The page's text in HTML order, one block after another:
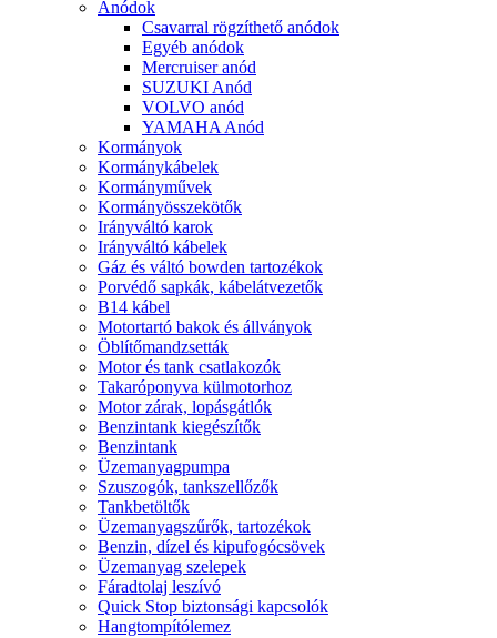
Anódok
Csavarral rögzíthető anódok
Egyéb anódok
Mercruiser anód
SUZUKI Anód
VOLVO anód
YAMAHA Anód
Kormányok
Kormánykábelek
Kormányművek
Kormányösszekötők
Irányváltó karok
Irányváltó kábelek
Gáz és váltó bowden tartozékok
Porvédő sapkák, kábelátvezetők
B14 kábel
Motortartó bakok és állványok
Öblítőmandzsetták
Motor és tank csatlakozók
Takaróponyva külmotorhoz
Motor zárak, lopásgátlók
Benzintank kiegészítők
Benzintank
Üzemanyagpumpa
Szuszogók, tankszellőzők
Tankbetöltők
Üzemanyagszűrők, tartozékok
Benzin, dízel és kipufogócsövek
Üzemanyag szelepek
Fáradtolaj leszívó
Quick Stop biztonsági kapcsolók
Hangtompítólemez